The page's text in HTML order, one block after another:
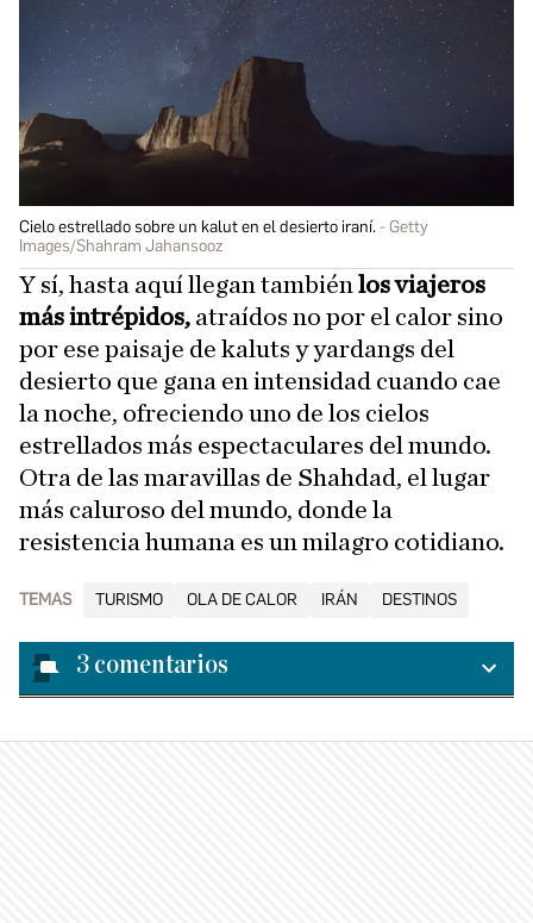
Cielo estrellado sobre un kalut en el desierto iraní.
Getty
Images/Shahram Jahansooz
Y sí, hasta aquí llegan también los viajeros
más intrépidos, atraídos no por el calor sino
por ese paisaje de kaluts y yardangs del
desierto que gana en intensidad cuando cae
la noche, ofreciendo uno de los cielos
estrellados más espectaculares del mundo.
Otra de las maravillas de Shahdad, el lugar
más caluroso del mundo, donde la
resistencia humana es un milagro cotidiano.
TEMAS TURISMO OLA DE CALOR IRÁN DESTINOS
3 comentarios